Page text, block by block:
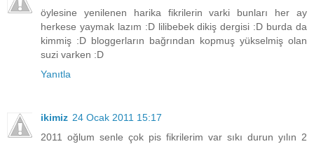
öylesine yenilenen harika fikrilerin varki bunları her ay
herkese yaymak lazım :D lilibebek dikiş dergisi :D burda da
kimmiş :D bloggerların bağrından kopmuş yükselmiş olan
suzi varken :D
Yanıtla
ikimiz 24 Ocak 2011 15:17
2011 oğlum senle çok pis fikrilerim var sıkı durun yılın 2